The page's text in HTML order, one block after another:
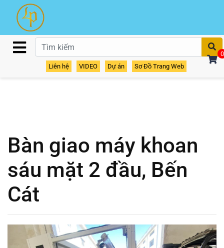
Liên hệ VIDEO Dự án Sơ Đồ Trang Web
0
Bàn giao máy khoan
sáu mặt 2 đầu, Bến
Cát